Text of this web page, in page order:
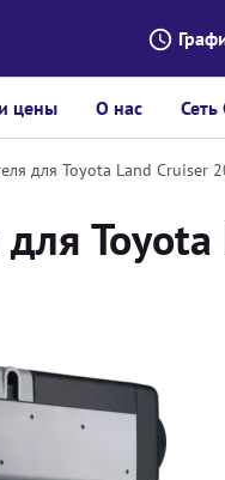
цены О нас Сеть
для Toyota Land Cruiser